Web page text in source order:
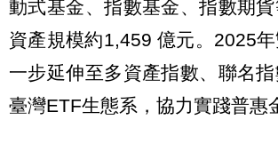
動式基金、指數基金、指數期
資產規模約1,459 億元。2025
一步延伸至多資產指數、聯名
臺灣ETF生態系，協力實踐普惠